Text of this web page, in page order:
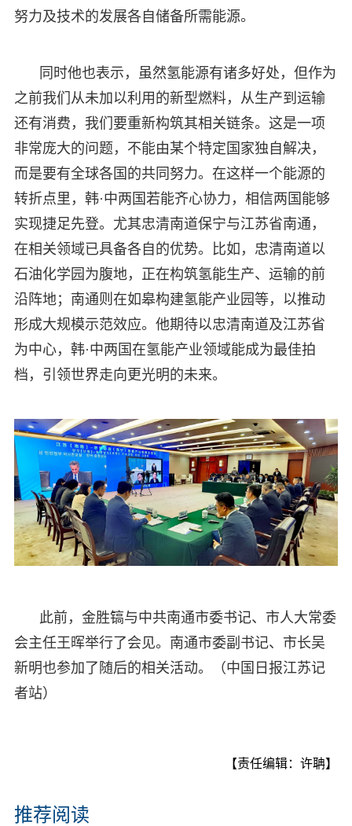
努力及技术的发展各自储备所需能源。
同时他也表示，虽然氢能源有诸多好处，但作为
之前我们从未加以利用的新型燃料，从生产到运输
还有消费，我们要重新构筑其相关链条。这是一项
非常庞大的问题，不能由某个特定国家独自解决，
而是要有全球各国的共同努力。在这样一个能源的
转折点里，韩·中两国若能齐心协力，相信两国能够
实现捷足先登。尤其忠清南道保宁与江苏省南通，
在相关领域已具备各自的优势。比如，忠清南道以
石油化学园为腹地，正在构筑氢能生产、运输的前
沿阵地；南通则在如皋构建氢能产业园等，以推动
形成大规模示范效应。他期待以忠清南道及江苏省
为中心，韩·中两国在氢能产业领域能成为最佳拍
档，引领世界走向更光明的未来。
此前，金胜镐与中共南通市委书记、市人大常委
会主任王晖举行了会见。南通市委副书记、市长吴
新明也参加了随后的相关活动。（中国日报江苏记
者站）
【责任编辑：许聃】
推荐阅读